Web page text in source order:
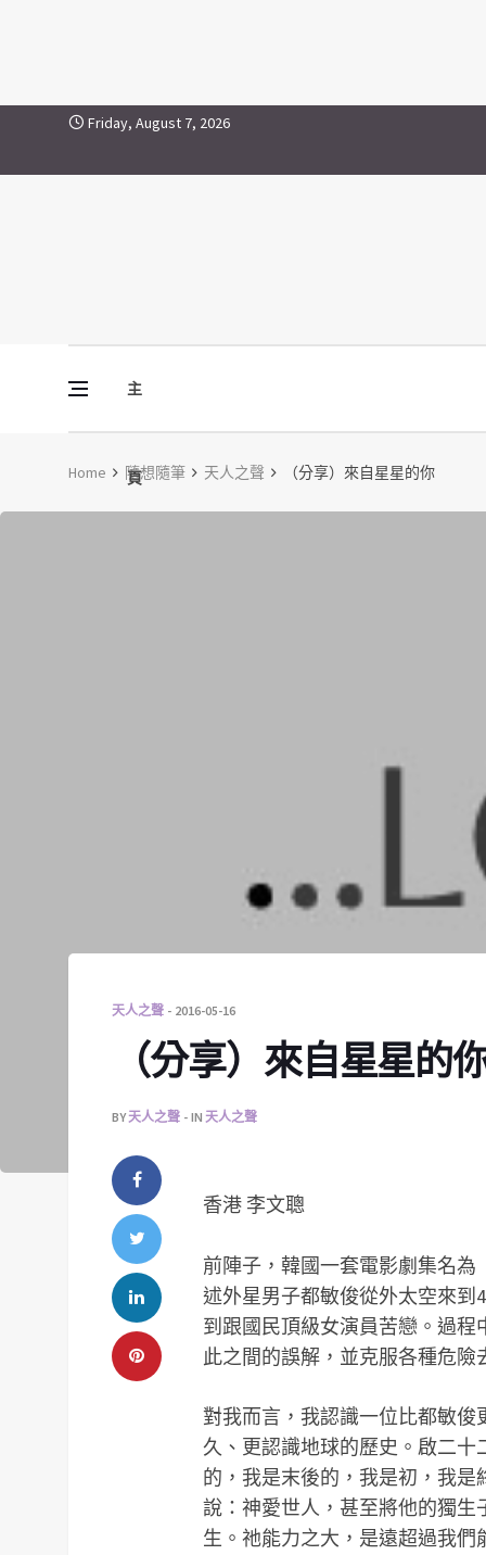
Skip to contentFriday, August 7, 2026
主
頁
Vine Media
葡萄樹傳媒
Home 隨想隨筆 天人之聲 （分享）來自星星的你
天人之聲 2016-05-16
（分享）來自星星的
BY天人之聲 IN 天人之聲
香港 李文聰
前陣子，韓國一套電影劇集名
述外星男子都敏俊從外太空來到
到跟國民頂級女演員苦戀。過
此之間的誤解，並克服各種危險
對我而言，我認識一位比都敏
久、更認識地球的歷史。啟二十
的，我是末後的，我是初，我
說：神愛世人，甚至將他的獨
生。祂能力之大，是遠超過我